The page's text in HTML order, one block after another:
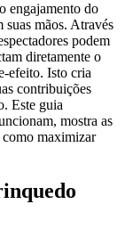
engajamento do
suas mãos. Através
podem
diretamente o
efeito. Isto cria
contribuições
Este guia
mostra as
como maximizar